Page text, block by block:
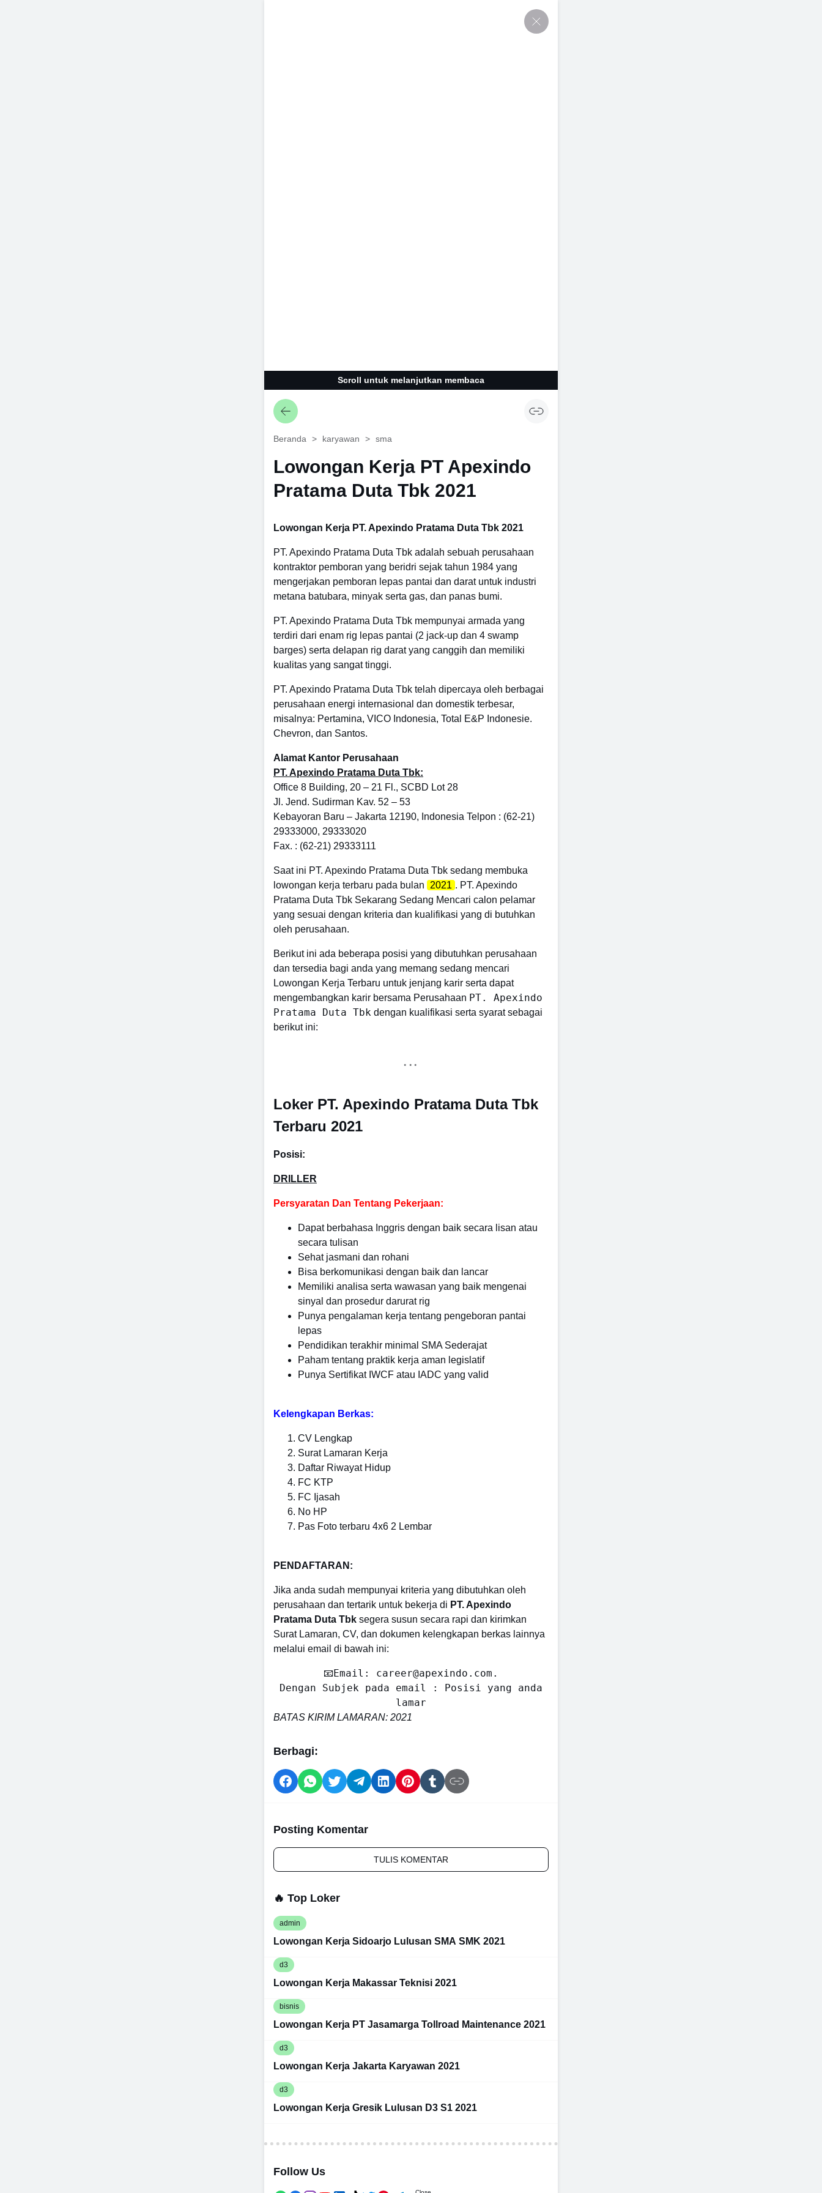
Scroll untuk melanjutkan membaca
Beranda karyawan sma
Lowongan Kerja PT Apexindo
Pratama Duta Tbk 2021
Lowongan Kerja PT. Apexindo Pratama Duta Tbk 2021
PT. Apexindo Pratama Duta Tbk adalah sebuah perusahaan
kontraktor pemboran yang beridri sejak tahun 1984 yang
mengerjakan pemboran lepas pantai dan darat untuk industri
metana batubara, minyak serta gas, dan panas bumi.
PT. Apexindo Pratama Duta Tbk mempunyai armada yang
terdiri dari enam rig lepas pantai (2 jack-up dan 4 swamp
barges) serta delapan rig darat yang canggih dan memiliki
kualitas yang sangat tinggi.
PT. Apexindo Pratama Duta Tbk telah dipercaya oleh berbagai
perusahaan energi internasional dan domestik terbesar,
misalnya: Pertamina, VICO Indonesia, Total E&P Indonesie.
Chevron, dan Santos.
Alamat Kantor Perusahaan
PT. Apexindo Pratama Duta Tbk:
Office 8 Building, 20 – 21 Fl., SCBD Lot 28
Jl. Jend. Sudirman Kav. 52 – 53
Kebayoran Baru – Jakarta 12190, Indonesia Telpon : (62-21)
29333000, 29333020
Fax. : (62-21) 29333111
Saat ini PT. Apexindo Pratama Duta Tbk sedang membuka
lowongan kerja terbaru pada bulan
2021 . PT. Apexindo
Pratama Duta Tbk Sekarang Sedang Mencari calon pelamar
yang sesuai dengan kriteria dan kualifikasi yang di butuhkan
oleh perusahaan.
Berikut ini ada beberapa posisi yang dibutuhkan perusahaan
dan tersedia bagi anda yang memang sedang mencari
Lowongan Kerja Terbaru untuk jenjang karir serta dapat
mengembangkan karir bersama Perusahaan PT. Apexindo
Pratama Duta Tbk dengan kualifikasi serta syarat sebagai
berikut ini:
Loker PT. Apexindo Pratama Duta Tbk
Terbaru 2021
Posisi:
DRILLER
Persyaratan Dan Tentang Pekerjaan:
Dapat berbahasa Inggris dengan baik secara lisan atau
secara tulisan
Sehat jasmani dan rohani
Bisa berkomunikasi dengan baik dan lancar
Memiliki analisa serta wawasan yang baik mengenai
sinyal dan prosedur darurat rig
Punya pengalaman kerja tentang pengeboran pantai
lepas
Pendidikan terakhir minimal SMA Sederajat
Paham tentang praktik kerja aman legislatif
Punya Sertifikat IWCF atau IADC yang valid
Kelengkapan Berkas:
CV Lengkap
Surat Lamaran Kerja
Daftar Riwayat Hidup
FC KTP
FC Ijasah
No HP
Pas Foto terbaru 4x6 2 Lembar
PENDAFTARAN:
Jika anda sudah mempunyai kriteria yang dibutuhkan oleh
perusahaan dan tertarik untuk bekerja di PT. Apexindo
Pratama Duta Tbk segera susun secara rapi dan kirimkan
Surat Lamaran, CV, dan dokumen kelengkapan berkas lainnya
melalui email di bawah ini:
📧Email: career@apexindo.com.
Dengan Subjek pada email : Posisi yang anda
lamar
BATAS KIRIM LAMARAN: 2021
Berbagi:
Posting Komentar
TULIS KOMENTAR
🔥 Top Loker
admin
Lowongan Kerja Sidoarjo Lulusan SMA SMK 2021
d3
Lowongan Kerja Makassar Teknisi 2021
bisnis
Lowongan Kerja PT Jasamarga Tollroad Maintenance 2021
d3
Lowongan Kerja Jakarta Karyawan 2021
d3
Lowongan Kerja Gresik Lulusan D3 S1 2021
Follow Us